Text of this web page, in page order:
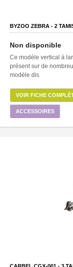
BYZOO ZEBRA - 2
Non disponible
Ce modèle vertical à
présent sur de
modèle dis
VOIR FICHE
ACCESSOIRES